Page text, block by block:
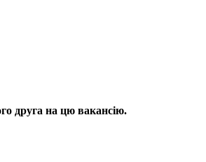
друга на цю вакансію.